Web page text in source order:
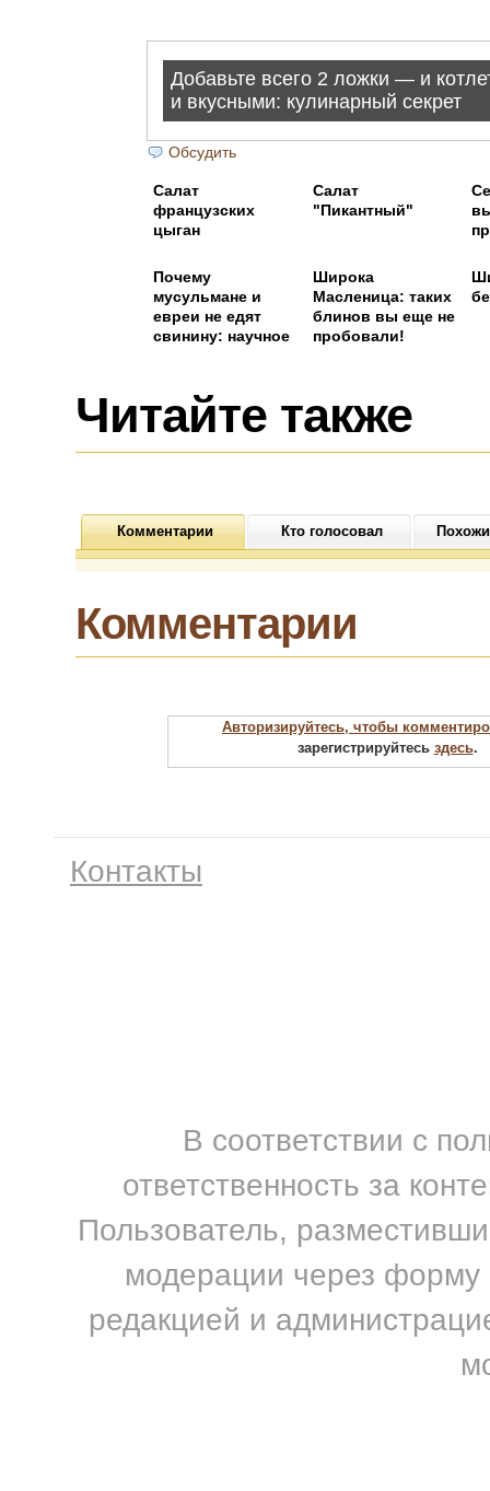
Обсудить
Салат
французских
цыган
Салат
"Пикантный"
Почему
мусульмане и
евреи не едят
свинину: научное
Широка
Масленица: таких
блинов вы еще не
пробовали!
Читайте также
Комментарии Кто голосовал
Комментарии
Авторизируйтесь, чтобы
зарегистрируйтесь здесь.
Контакты
В соответствии с
ответственность за
Пользователь,
модерации через форму
редакцией и